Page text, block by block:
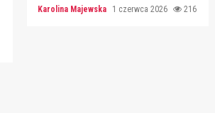
Karolina Majewska 1 czerwca 2026 216